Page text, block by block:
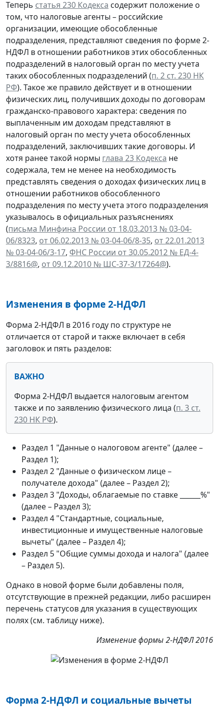
Теперь статья 230 Кодекса содержит положение о
том, что налоговые агенты – российские
организации, имеющие обособленные
подразделения, представляют сведения по форме 2-
НДФЛ в отношении работников этих обособленных
подразделений в налоговый орган по месту учета
таких обособленных подразделений (п. 2 ст. 230 НК
РФ). Такое же правило действует и в отношении
физических лиц, получивших доходы по договорам
гражданско-правового характера: сведения по
выплаченным им доходам представляют в
налоговый орган по месту учета обособленных
подразделений, заключивших такие договоры. И
хотя ранее такой нормы глава 23 Кодекса не
содержала, тем не менее на необходимость
представлять сведения о доходах физических лиц в
отношении работников обособленного
подразделения по месту учета этого подразделения
указывалось в официальных разъяснениях
(письма Минфина России от 18.03.2013 № 03-04-
06/8323, от 06.02.2013 № 03-04-06/8-35, от 22.01.2013
№ 03-04-06/3-17, ФНС России от 30.05.2012 № ЕД-4-
3/8816@, от 09.12.2010 № ШС-37-3/17264@).
Изменения в форме 2-НДФЛ
Форма 2-НДФЛ в 2016 году по структуре не
отличается от старой и также включает в себя
заголовок и пять разделов:
ВАЖНО
Форма 2-НДФЛ выдается налоговым агентом
также и по заявлению физического лица (п. 3 ст.
230 НК РФ).
Раздел 1 "Данные о налоговом агенте" (далее –
Раздел 1);
Раздел 2 "Данные о физическом лице –
получателе дохода" (далее – Раздел 2);
Раздел 3 "Доходы, облагаемые по ставке ______%"
(далее – Раздел 3);
Раздел 4 "Стандартные, социальные,
инвестиционные и имущественные налоговые
вычеты" (далее – Раздел 4);
Раздел 5 "Общие суммы дохода и налога" (далее
– Раздел 5).
Однако в новой форме были добавлены поля,
отсутствующие в прежней редакции, либо расширен
перечень статусов для указания в существующих
полях (см. таблицу ниже).
Изменение формы 2-НДФЛ 2016
Форма 2-НДФЛ и социальные вычеты